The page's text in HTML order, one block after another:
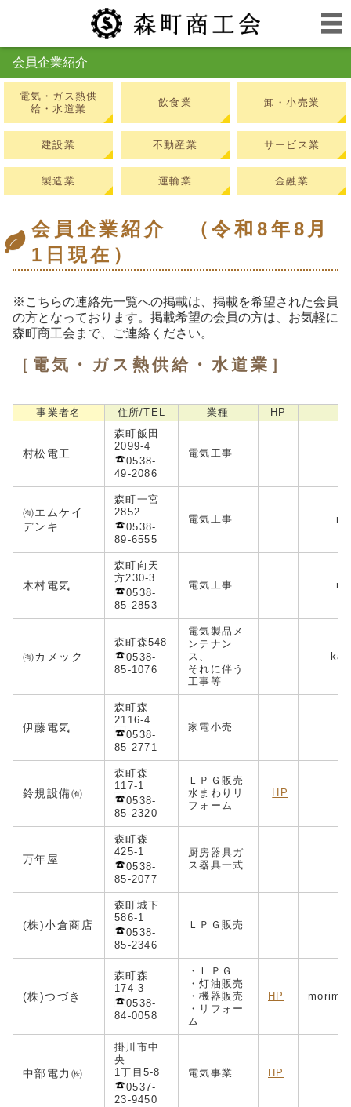
会員企業紹介
電気・ガス熱供
給・水道業
飲食業 卸・小売業
建設業 不動産業 サービス業
製造業 運輸業 金融業
会員企業紹介 （令和8年8月
1日現在）
※こちらの連絡先一覧への掲載は、掲載を希望された会員
の方となっております。掲載希望の会員の方は、お気軽に
森町商工会まで、ご連絡ください。
［電気・ガス熱供給・水道業］
事業者名 住所/TEL 業種 HP
村松電工
森町飯田
2099-4
0538-
49-2086
電気工事
㈲エムケイ
デンキ
森町一宮
2852
0538-
89-6555
電気工事
木村電気
森町向天
方230-3
0538-
85-2853
電気工事
㈲カメック
森町森548
0538-
85-1076
電気製品メ
ンテナン
ス、
それに伴う
工事等
伊藤電気
森町森
2116-4
0538-
85-2771
家電小売
鈴規設備㈲
森町森
117-1
0538-
85-2320
ＬＰＧ販売
水まわりリ
フォーム
HP
万年屋
森町森
425-1
0538-
85-2077
厨房器具ガ
ス器具一式
(株)小倉商店
森町城下
586-1
0538-
85-2346
ＬＰＧ販売
(株)つづき
森町森
174-3
0538-
84-0058
・ＬＰＧ
・灯油販売
・機器販売
・リフォー
ム
HP
中部電力㈱
掛川市中
央
1丁目5-8
0537-
23-9450
電気事業 HP